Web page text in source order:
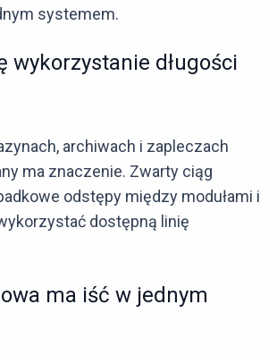
systemem.
wykorzystanie długości
archiwach i zapleczach
ma znaczenie. Zwarty ciąg
odstępy między modułami i
dostępną linię
ma iść w jednym